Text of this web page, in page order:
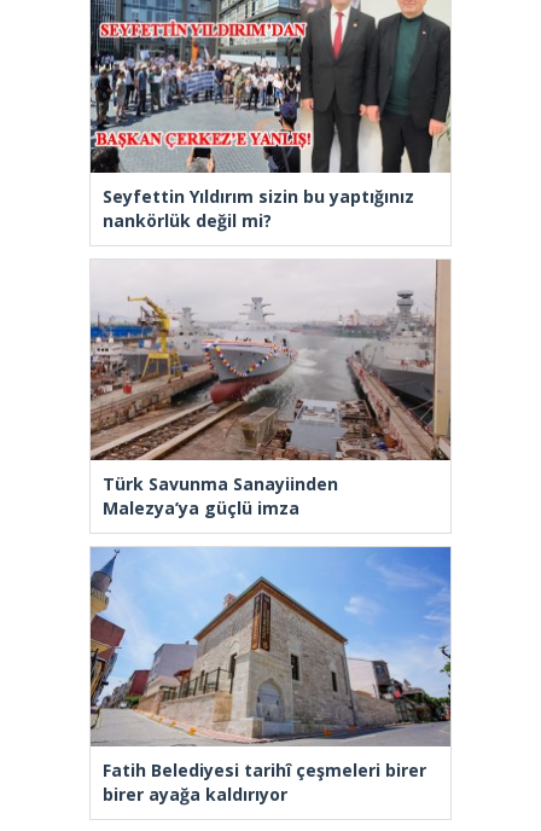
Seyfettin Yıldırım sizin bu yaptığınız
nankörlük değil mi?
Türk Savunma Sanayiinden
Malezya’ya güçlü imza
Fatih Belediyesi tarihî çeşmeleri birer
birer ayağa kaldırıyor